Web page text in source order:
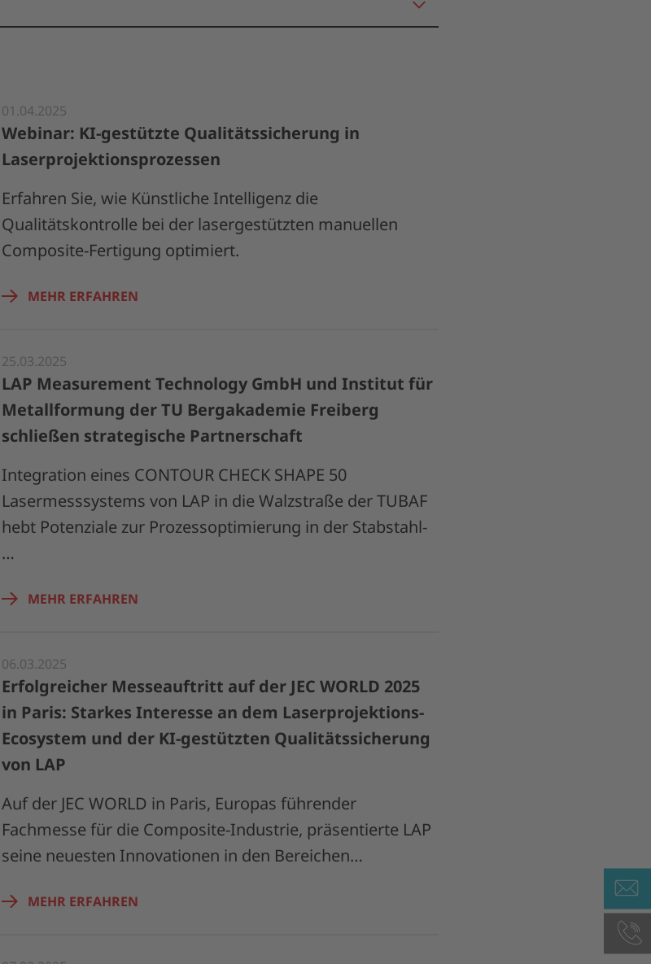
01.04.2025
Webinar: KI-gestützte Qualitätssicherung in
Laserprojektionsprozessen
Erfahren Sie, wie Künstliche Intelligenz die
Qualitätskontrolle bei der lasergestützten manuellen
Composite-Fertigung optimiert.
MEHR ERFAHREN
25.03.2025
LAP Measurement Technology GmbH und Institut für
Metallformung der TU Bergakademie Freiberg
schließen strategische Partnerschaft
Integration eines CONTOUR CHECK SHAPE 50
Lasermesssystems von LAP in die Walzstraße der TUBAF
hebt Potenziale zur Prozessoptimierung in der Stabstahl-
…
MEHR ERFAHREN
06.03.2025
Erfolgreicher Messeauftritt auf der JEC WORLD 2025
in Paris: Starkes Interesse an dem Laserprojektions-
Ecosystem und der KI-gestützten Qualitätssicherung
von LAP
Auf der JEC WORLD in Paris, Europas führender
Fachmesse für die Composite-Industrie, präsentierte LAP
seine neuesten Innovationen in den Bereichen…
MEHR ERFAHREN